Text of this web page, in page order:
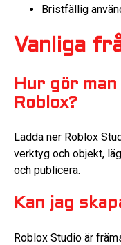
Bristfällig
Vanliga
Hur gör
Roblox?
Ladda ner Roblox
verktyg och objekt,
och publicera.
Kan jag
Roblox Studio är